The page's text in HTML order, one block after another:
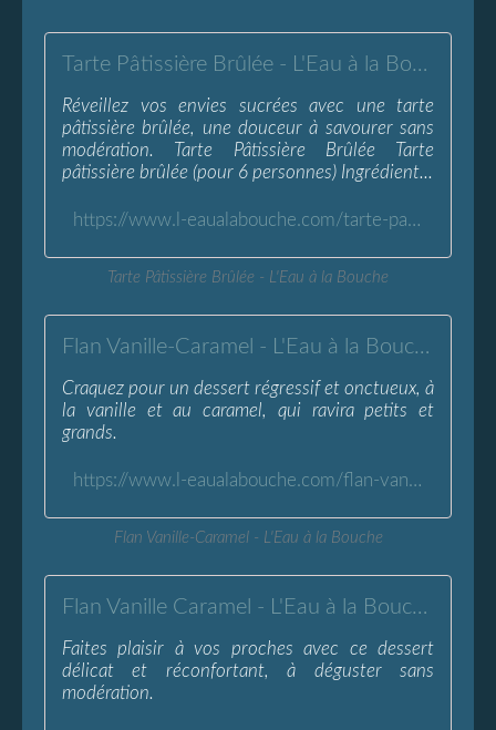
Tarte Pâtissière Brûlée - L'Eau à la Bouche
Réveillez vos envies sucrées avec une tarte
pâtissière brûlée, une douceur à savourer sans
modération. Tarte Pâtissière Brûlée Tarte
pâtissière brûlée (pour 6 personnes) Ingrédient...
https://www.l-eaualabouche.com/tarte-patissiere-brulee.html
Tarte Pâtissière Brûlée - L'Eau à la Bouche
Flan Vanille-Caramel - L'Eau à la Bouche
Craquez pour un dessert régressif et onctueux, à
la vanille et au caramel, qui ravira petits et
grands.
https://www.l-eaualabouche.com/flan-vanille-caramel-b.html
Flan Vanille-Caramel - L'Eau à la Bouche
Flan Vanille Caramel - L'Eau à la Bouche
Faites plaisir à vos proches avec ce dessert
délicat et réconfortant, à déguster sans
modération.